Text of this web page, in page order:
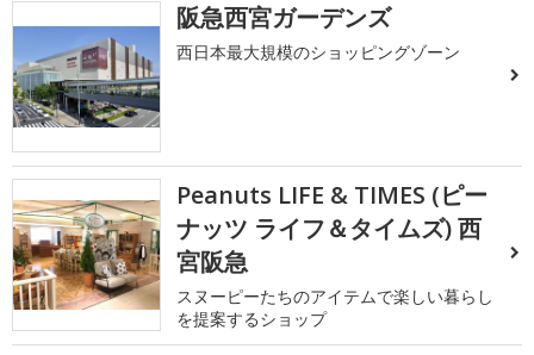
阪急西宮ガーデンズ
西日本最大規模のショッピングゾーン
Peanuts LIFE & TIMES (ピー
ナッツ ライフ＆タイムズ) 西
宮阪急
スヌーピーたちのアイテムで楽しい暮らし
を提案するショップ